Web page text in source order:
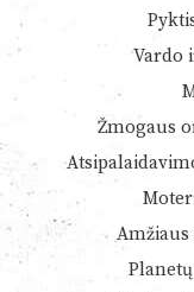
Vardo
Žmogaus